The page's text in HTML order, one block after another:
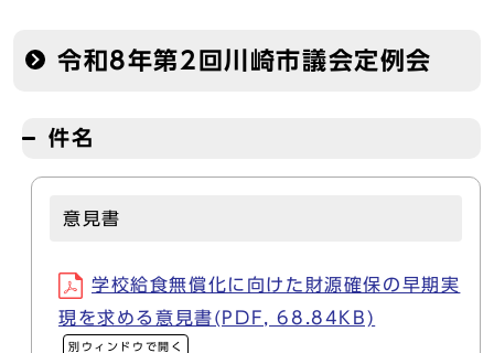
令和8年第2回川崎市議会定例会
件名
意見書
学校給食無償化に向けた財源確保の早期実
現を求める意見書(PDF, 68.84KB)
別ウィンドウで開く